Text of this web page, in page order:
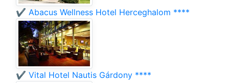
✔️ Abacus Wellness Hotel Herceghalom ****
✔️ Vital Hotel Nautis Gárdony ****